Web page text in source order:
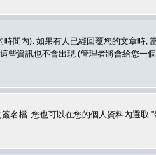
間內). 如果有人已經回覆您的文章時,
資訊也不會出現 (管理者將會給您一
名檔. 您也可以在您的個人資料內選取